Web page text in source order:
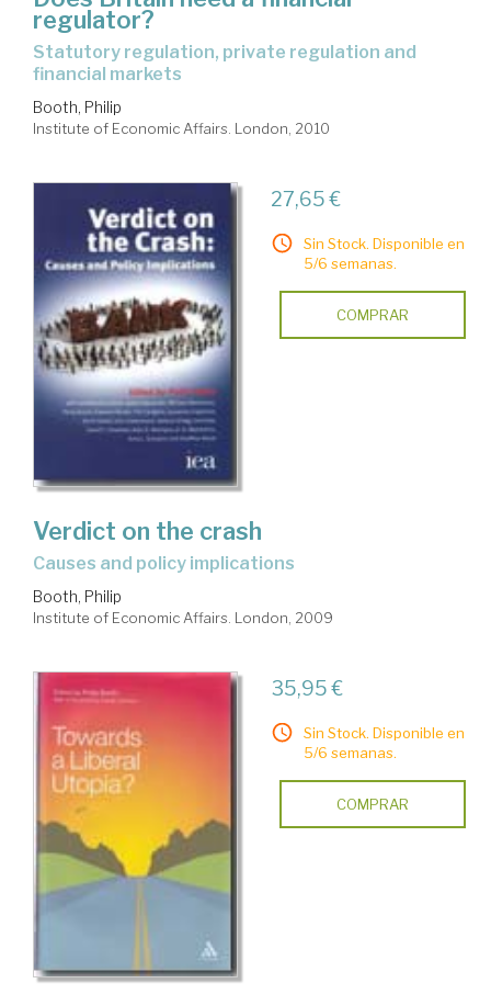
regulator?
statutory regulation, private regulation and
financial markets
Booth, Philip
Institute of Economic Affairs. London, 2010
27,65 €
Sin Stock. Disponible en
5/6 semanas.
COMPRAR
Verdict on the crash
causes and policy implications
Booth, Philip
Institute of Economic Affairs. London, 2009
35,95 €
Sin Stock. Disponible en
5/6 semanas.
COMPRAR